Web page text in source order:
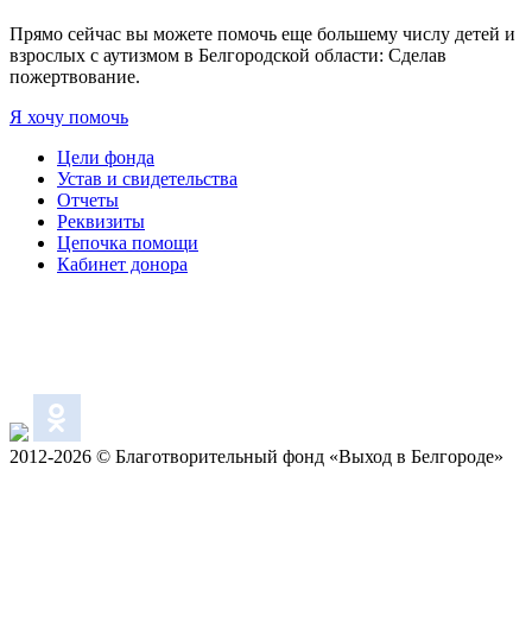
Прямо сейчас вы можете помочь еще большему числу детей и
взрослых с аутизмом в Белгородской области: Сделав
пожертвование.
Я хочу помочь
Цели фонда
Устав и свидетельства
Отчеты
Реквизиты
Цепочка помощи
Кабинет донора
2012-2026 © Благотворительный фонд «Выход в Белгороде»